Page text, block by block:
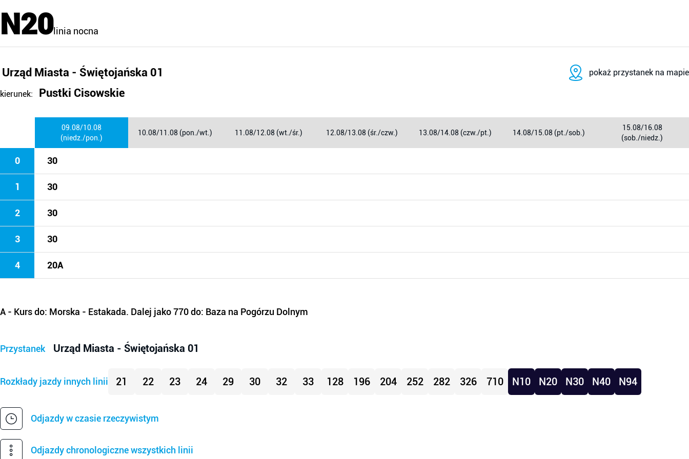
N20linia nocna
Urząd Miasta - Świętojańska 01 pokaż przystanek na mapie
kierunek: Pustki Cisowskie
09.08/10.08
(niedz./pon.)
10.08/11.08 (pon./wt.) 11.08/12.08 (wt./śr.) 12.08/13.08 (śr./czw.) 13.08/14.08 (czw./pt.) 14.08/15.08 (pt./sob.)
15.08/16.08
(sob./niedz.)
0 30
1 30
2 30
3 30
4 20A
A - Kurs do: Morska - Estakada. Dalej jako 770 do: Baza na Pogórzu Dolnym
Przystanek Urząd Miasta - Świętojańska 01
Rozkłady jazdy innych linii 21 22 23 24 29 30 32 33 128 196 204 252 282 326 710 N10 N20 N30 N40 N94
Odjazdy w czasie rzeczywistym
Odjazdy chronologiczne wszystkich linii